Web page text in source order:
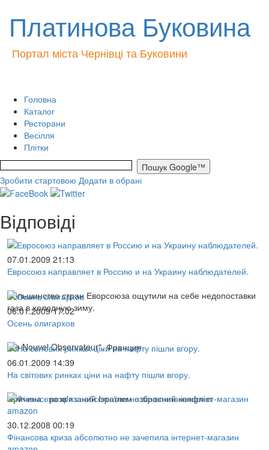
Платинова Буковина
Портал міста Чернівці та Буковини
Головна
Каталог
Ресторани
Весілля
Плітки
Зробити стартовою Додати в обрані
Відповіді
07.01.2009 21:13
Евросоюз направляет в Россию и на Украину наблюдателей.
Большинство стран Еворсоюза ощутили на себе недопоставки
газа в холодную зиму.
06.01.2009 17:02
Осень олигархов
"Le Nouvel Observateur", Франция
06.01.2009 14:39
На світових ринках ціни на нафту пішли вгору.
Причина - розв'язаний Ізраїлем озброєний конфлікт
30.12.2008 00:19
Фінансова криза абсолютно не зачепила інтернет-магазин